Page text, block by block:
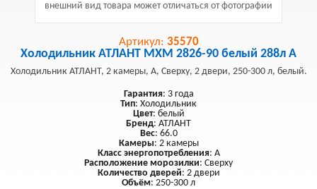
внешний вид товара может отличаться от фотографии
Артикул: 35570
Холодильник АТЛАНТ МХМ 2826-90 белый 288л A
Холодильник АТЛАНТ, 2 камеры, A, Сверху, 2 двери, 250-300 л, белый.
Гарантия: 3 года
Тип: Холодильник
Цвет: белый
Бренд: АТЛАНТ
Вес: 66.0
Камеры: 2 камеры
Класс энергопотребления: A
Расположение морозилки: Сверху
Количество дверей: 2 двери
Объём: 250-300 л